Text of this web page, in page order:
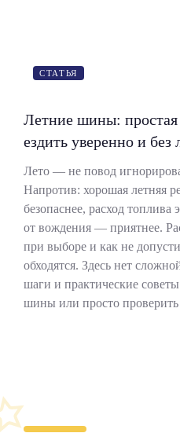
СТАТЬЯ
Летние шины:
ездить уверенно и
Лето — не повод
Напротив: хорошая летняя
безопаснее, расход топлива
от вождения — приятнее.
при выборе и как не
обходятся. Здесь нет
шаги и практические
шины или просто